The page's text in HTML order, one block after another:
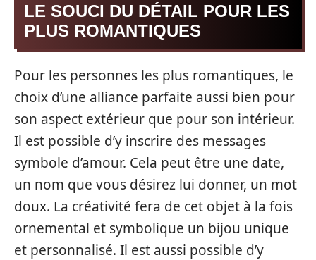
LE SOUCI DU DÉTAIL POUR LES
PLUS ROMANTIQUES
Pour les personnes les plus romantiques, le
choix d’une alliance parfaite aussi bien pour
son aspect extérieur que pour son intérieur.
Il est possible d’y inscrire des messages
symbole d’amour. Cela peut être une date,
un nom que vous désirez lui donner, un mot
doux. La créativité fera de cet objet à la fois
ornemental et symbolique un bijou unique
et personnalisé. Il est aussi possible d’y